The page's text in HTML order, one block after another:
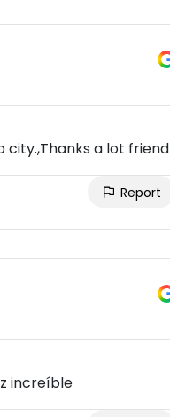
city.,Thanks a lot friend
Report
increíble